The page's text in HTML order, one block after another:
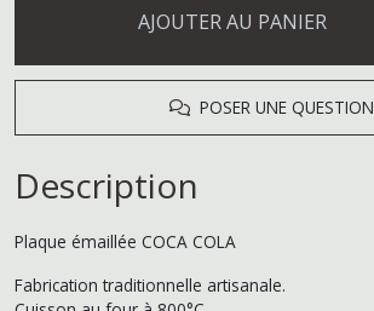
AJOUTER AU PANIER
POSER UNE QUESTION
Description
Plaque émaillée COCA COLA
Fabrication traditionnelle artisanale.